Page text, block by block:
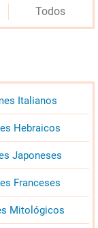
Todos
Italianos
Hebraicos
Japoneses
Franceses
Mitológicos